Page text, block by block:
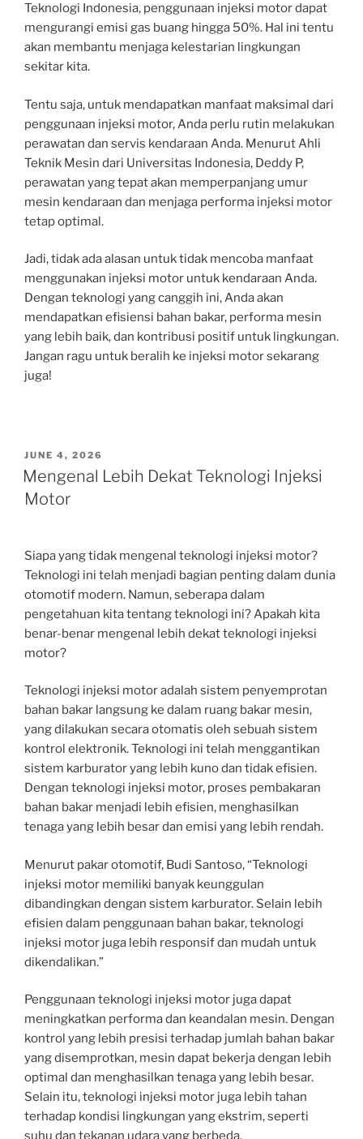
Teknologi Indonesia, penggunaan injeksi motor dapat
mengurangi emisi gas buang hingga 50%. Hal ini tentu
akan membantu menjaga kelestarian lingkungan
sekitar kita.
Tentu saja, untuk mendapatkan manfaat maksimal dari
penggunaan injeksi motor, Anda perlu rutin melakukan
perawatan dan servis kendaraan Anda. Menurut Ahli
Teknik Mesin dari Universitas Indonesia, Deddy P,
perawatan yang tepat akan memperpanjang umur
mesin kendaraan dan menjaga performa injeksi motor
tetap optimal.
Jadi, tidak ada alasan untuk tidak mencoba manfaat
menggunakan injeksi motor untuk kendaraan Anda.
Dengan teknologi yang canggih ini, Anda akan
mendapatkan efisiensi bahan bakar, performa mesin
yang lebih baik, dan kontribusi positif untuk lingkungan.
Jangan ragu untuk beralih ke injeksi motor sekarang
juga!
POSTED
ON
JUNE 4, 2026
Mengenal Lebih Dekat Teknologi Injeksi
Motor
Siapa yang tidak mengenal teknologi injeksi motor?
Teknologi ini telah menjadi bagian penting dalam dunia
otomotif modern. Namun, seberapa dalam
pengetahuan kita tentang teknologi ini? Apakah kita
benar-benar mengenal lebih dekat teknologi injeksi
motor?
Teknologi injeksi motor adalah sistem penyemprotan
bahan bakar langsung ke dalam ruang bakar mesin,
yang dilakukan secara otomatis oleh sebuah sistem
kontrol elektronik. Teknologi ini telah menggantikan
sistem karburator yang lebih kuno dan tidak efisien.
Dengan teknologi injeksi motor, proses pembakaran
bahan bakar menjadi lebih efisien, menghasilkan
tenaga yang lebih besar dan emisi yang lebih rendah.
Menurut pakar otomotif, Budi Santoso, “Teknologi
injeksi motor memiliki banyak keunggulan
dibandingkan dengan sistem karburator. Selain lebih
efisien dalam penggunaan bahan bakar, teknologi
injeksi motor juga lebih responsif dan mudah untuk
dikendalikan.”
Penggunaan teknologi injeksi motor juga dapat
meningkatkan performa dan keandalan mesin. Dengan
kontrol yang lebih presisi terhadap jumlah bahan bakar
yang disemprotkan, mesin dapat bekerja dengan lebih
optimal dan menghasilkan tenaga yang lebih besar.
Selain itu, teknologi injeksi motor juga lebih tahan
terhadap kondisi lingkungan yang ekstrim, seperti
suhu dan tekanan udara yang berbeda.